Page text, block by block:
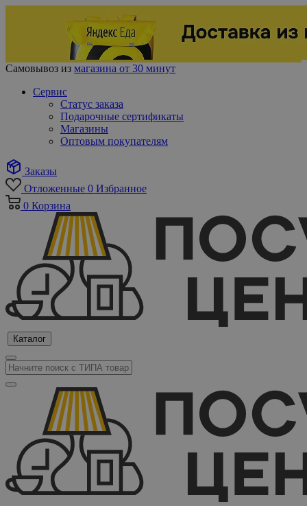
Самовывоз из магазина от 30 минут
Сервис
Статус заказа
Подарочные сертификаты
Магазины
Оптовым покупателям
Заказы
Отложенные 0 Избранное
0 Корзина
Каталог